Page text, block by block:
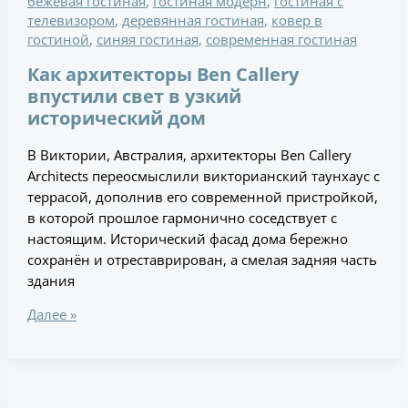
телевизором, деревянная гостиная, ковер в
гостиной, синяя гостиная, современная гостиная
Как архитекторы Ben Callery
впустили свет в узкий
исторический дом
В Виктории, Австралия, архитекторы Ben Callery
Architects переосмыслили викторианский таунхаус с
террасой, дополнив его современной пристройкой,
в которой прошлое гармонично соседствует с
настоящим. Исторический фасад дома бережно
сохранён и отреставрирован, а смелая задняя часть
здания
Далее »